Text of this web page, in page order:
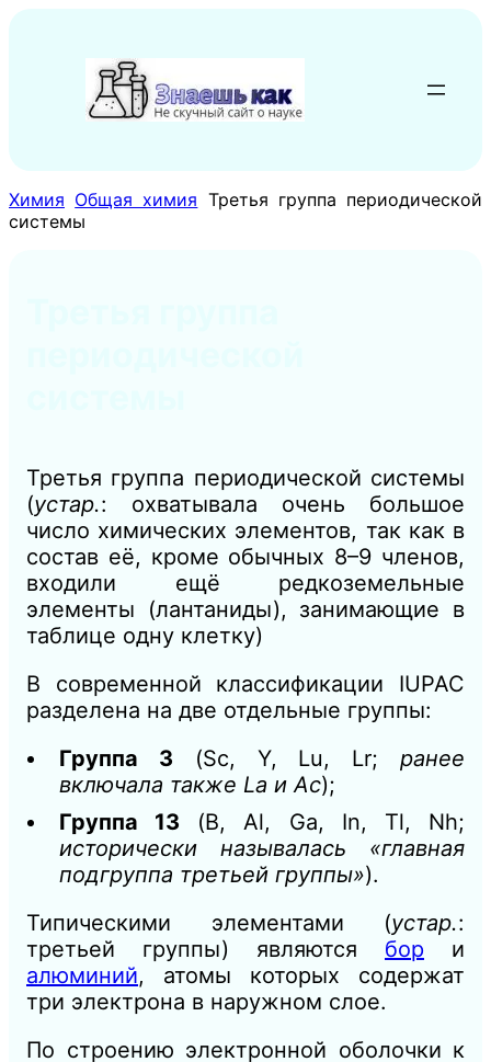
содержимому
Химия Общая химия Третья группа периодической
системы
Третья группа периодической системы
(устар.: охватывала очень большое
число химических элементов, так как в
состав её, кроме обычных 8–9 членов,
входили ещё редкоземельные
элементы (лантаниды), занимающие в
таблице одну клетку)
В современной классификации IUPAC
разделена на две отдельные группы:
Группа 3 (Sc, Y, Lu, Lr;ранее
включала также La и Ac);
Группа 13 (B, Al, Ga, In, Tl, Nh;
исторически называлась «главная
подгруппа третьей группы»).
Типическими элементами (устар.:
третьей группы) являются бор и
алюминий, атомы которых содержат
три электрона в наружном слое.
По строению электронной оболочки к